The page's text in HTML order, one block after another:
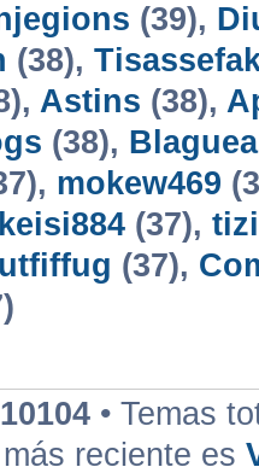
(39),
(38),
Astins (38),
(38),
mokew469
keisi884 (37),
(37),
10104 • Temas
reciente es